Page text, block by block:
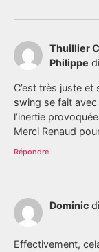
Thuillier
Philippe
C’est très juste
swing se fait
l’inertie
Merci Renaud
Répondre
Dominic
Effectivement,